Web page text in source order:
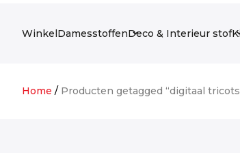
WinkelDamesstoffenDeco & Interieur stof
Home / Producten getagged “digitaal